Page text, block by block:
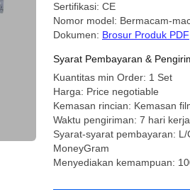
Sertifikasi: CE
Nomor model: Bermacam-
Dokumen: Brosur Produk PDF
Syarat Pembayaran &
Kuantitas min Order: 1 Set
Harga: Price negotiable
Kemasan rincian: Kemasan
Waktu pengiriman: 7 hari kerja
Syarat-syarat pembayaran: L/
MoneyGram
Menyediakan kemampuan: